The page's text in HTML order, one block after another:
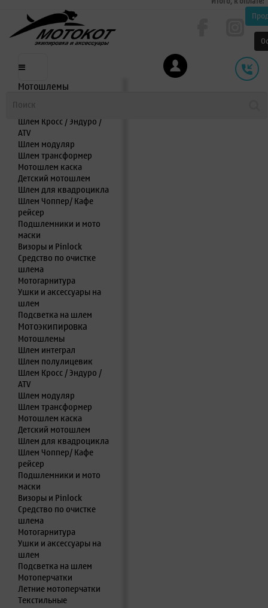
Мотошлемы
Шлем полулицевик
Шлем Кросс / Эндуро /
ATV
Шлем модуляр
Шлем трансформер
Мотошлем каска
Детский мотошлем
Шлем для квадроцикла
Шлем Чоппер/ Кафе
рейсер
Подшлемники и мото
маски
Визоры и Pinlock
Средство по очистке
шлема
Мотогарнитура
Ушки и аксессуары на
шлем
Подсветка на шлем
Мотоэкипировка
Мотошлемы
Шлем интеграл
Шлем полулицевик
Шлем Кросс / Эндуро /
ATV
Шлем модуляр
Шлем трансформер
Мотошлем каска
Детский мотошлем
Шлем для квадроцикла
Шлем Чоппер/ Кафе
рейсер
Подшлемники и мото
маски
Визоры и Pinlock
Средство по очистке
шлема
Мотогарнитура
Ушки и аксессуары на
шлем
Подсветка на шлем
Мотоперчатки
Летние мотоперчатки
Текстильные